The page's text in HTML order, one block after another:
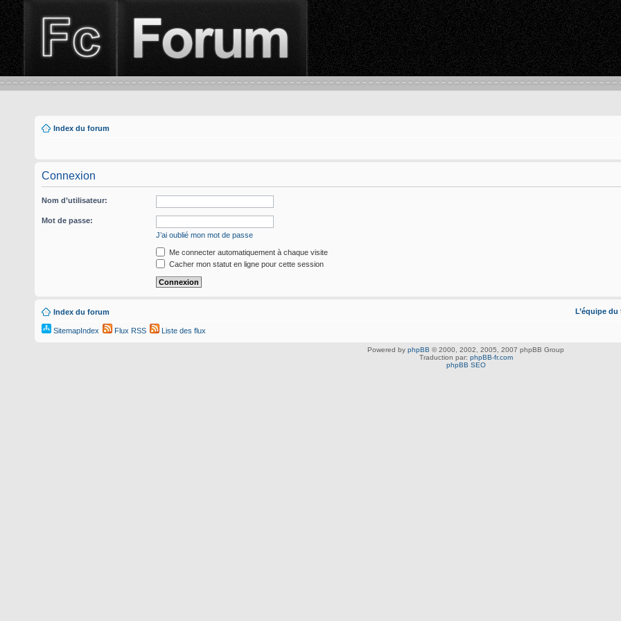
Index du forum
Connexion
Nom d’utilisateur:
Mot de passe:
J’ai oublié mon mot de passe
Me connecter automatiquement à chaque visite
Cacher mon statut en ligne pour cette session
Index du forum L’équipe du
SitemapIndex Flux RSS Liste des flux
Powered by phpBB © 2000, 2002, 2005, 2007 phpBB Group
Traduction par: phpBB-fr.com
phpBB SEO